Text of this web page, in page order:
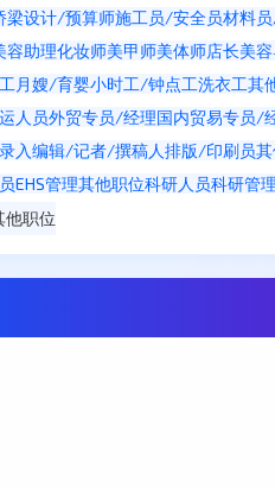
梁设计/预算师施工员/安全员材料
容助理化妆师美甲师美体师店长美
月嫂/育婴小时工/钟点工洗衣工其
人员外贸专员/经理国内贸易专员/
入编辑/记者/撰稿人排版/印刷员
EHS管理其他职位科研人员科研管
他职位